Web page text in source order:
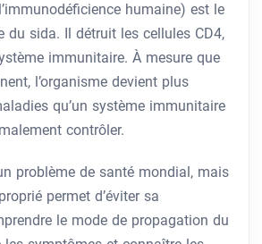
humaine) est le
du sida. Il détruit les cellules CD4,
immunitaire. À mesure que
l’organisme devient plus
qu’un système immunitaire
contrôler.
problème de santé mondial, mais
permet d’éviter sa
le mode de propagation du